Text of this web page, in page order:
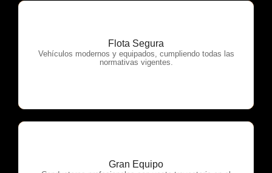
Flota Segura
Vehículos modernos y equipados, cumpliendo todas las
normativas vigentes.
OTP Servicios
Gran Equipo